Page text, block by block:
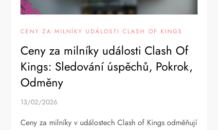
CENY ZA MILNÍKY UDÁLOSTI CLASH OF KINGS
Ceny za milníky události Clash Of
Kings: Sledování úspěchů, Pokrok,
Odměny
13/02/2026
Ceny za milníky v událostech Clash of Kings odměňují